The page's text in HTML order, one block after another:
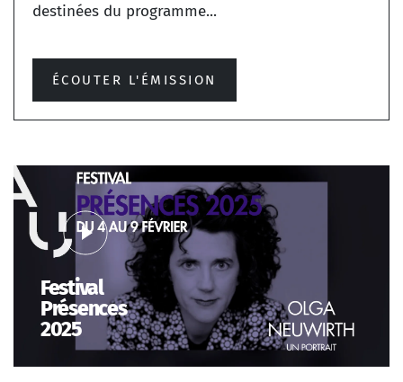
destinées du programme...
ÉCOUTER L'ÉMISSION
Festival
Présences
2025